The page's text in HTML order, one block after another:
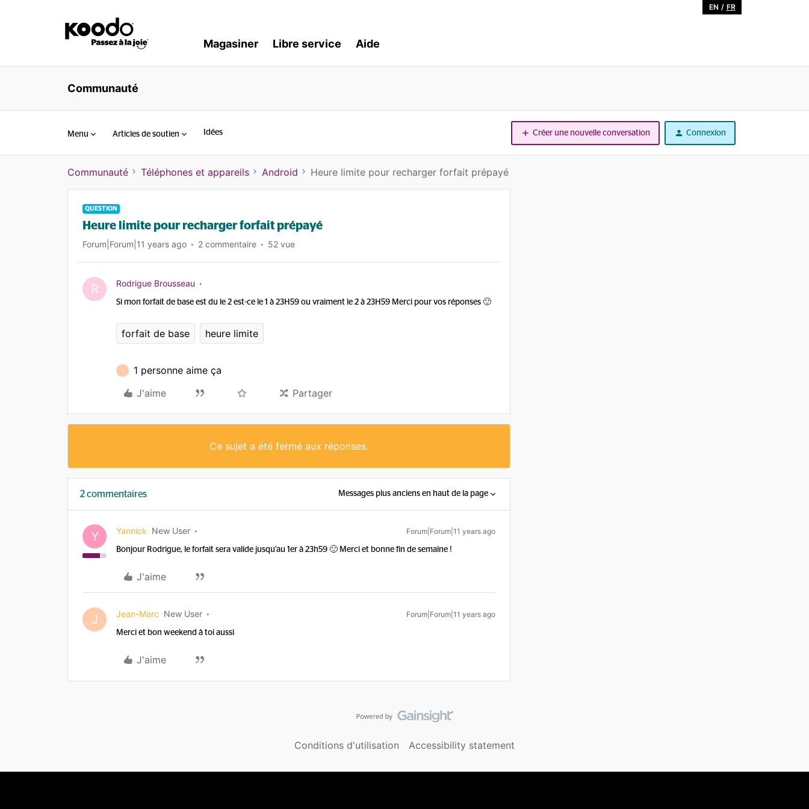
EN / FR
Magasiner Libre service Aide
Communauté
Menu Articles de soutien Idées Créer une nouvelle conversation Connexion
Communauté Téléphones et appareils Android Heure limite pour recharger forfait prépayé
QUESTION
Heure limite pour recharger forfait prépayé
Forum|Forum|11 years ago 2 commentaire 52 vue
R Rodrigue Brousseau
Si mon forfait de base est du le 2 est-ce le 1 à 23H59 ou vraiment le 2 à 23H59 Merci pour vos réponses 🙂
forfait de base heure limite
J
1 personne aime ça
J'aime
Partager
Ce sujet a été fermé aux réponses.
2 commentaires Messages plus anciens en haut de la page
Y Yannick New User Forum|Forum|11 years ago
Bonjour Rodrigue, le forfait sera valide jusqu'au 1er à 23h59 🙂 Merci et bonne fin de semaine !
J'aime
J Jean-Marc New User Forum|Forum|11 years ago
Merci et bon weekend à toi aussi
J'aime
Conditions d'utilisation Accessibility statement